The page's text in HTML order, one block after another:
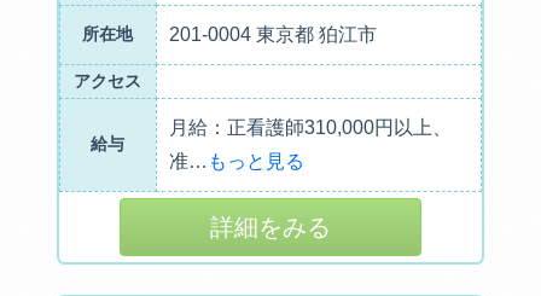
所在地 201-0004 東京都 狛江市
アクセス
給与
月給：正看護師310,000円以上、
准… もっと見る
詳細をみる